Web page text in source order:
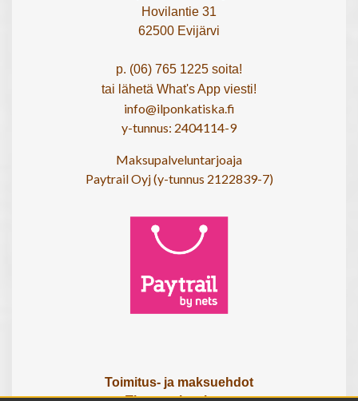
Hovilantie 31
62500 Evijärvi
p. (06) 765 1225 soita!
tai lähetä What's App viesti!
info@ilponkatiska.fi
y-tunnus: 2404114-9
Maksupalveluntarjoaja
Paytrail Oyj (y-tunnus 2122839-7)
Toimitus- ja maksuehdot